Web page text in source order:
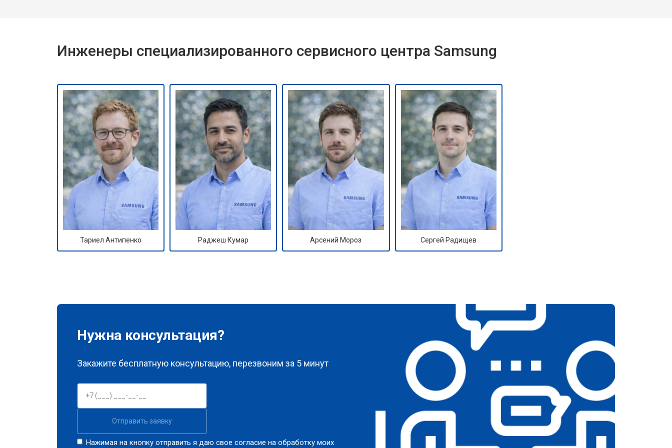
Инженеры специализированного сервисного центра Samsung
Тариел Антипенко Раджеш Кумар Арсений Мороз Сергей Радищев
Нужна консультация?
Закажите бесплатную консультацию, перезвоним за 5 минут
Отправить заявку
Нажимая на кнопку отправить я даю свое согласие на обработку моих